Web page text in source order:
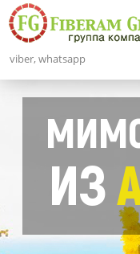
viber, whatsapp
ИЗ